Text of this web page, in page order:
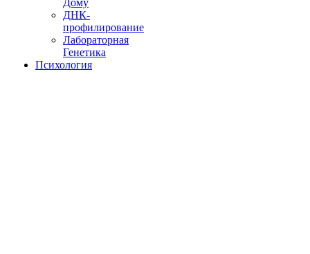
Дому
ДНК-
профилирование
Лабораторная
Генетика
Психология